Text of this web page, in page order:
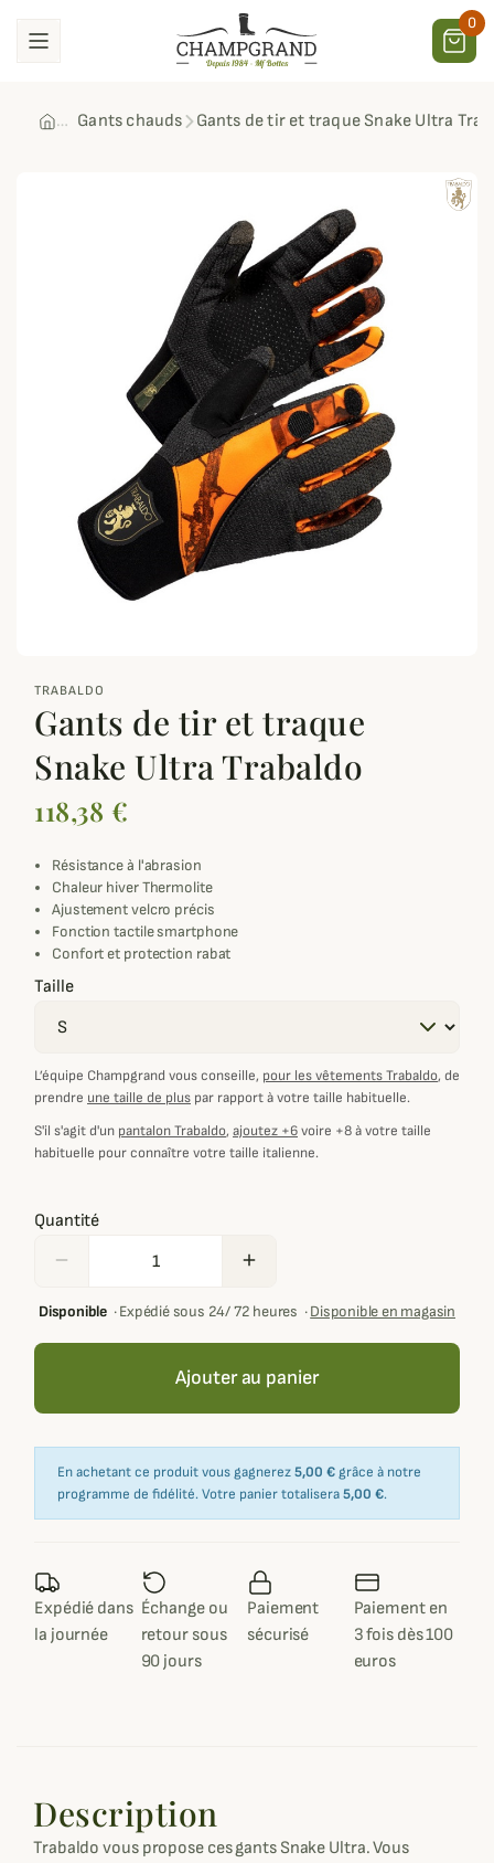
0
Gants chauds Gants de tir et traque Snake Ultra
TRABALDO
Gants de tir et traque
Snake Ultra Trabaldo
118,38 €
Résistance à l'abrasion
Chaleur hiver Thermolite
Ajustement velcro précis
Fonction tactile smartphone
Confort et protection rabat
Taille
L’équipe Champgrand vous conseille, pour les vêtements Trabaldo, de
prendre une taille de plus par rapport à votre taille habituelle.
S'il s'agit d'un pantalon Trabaldo, ajoutez +6voire +8 à votre taille
habituelle pour connaître votre taille italienne.
Quantité
remove add
Disponible·Expédié sous 24/ 72 heures ·Disponible en magasin
Ajouter au panier
En achetant ce produit vous gagnerez5,00 € grâce à notre
programme de fidélité. Votre panier totalisera5,00 €.
Expédié dans
la journée
Échange ou
retour sous
90 jours
Paiement
sécurisé
Paiement en
3 fois dès 100
euros
Description
Trabaldo vous propose ces gants Snake Ultra. Vous